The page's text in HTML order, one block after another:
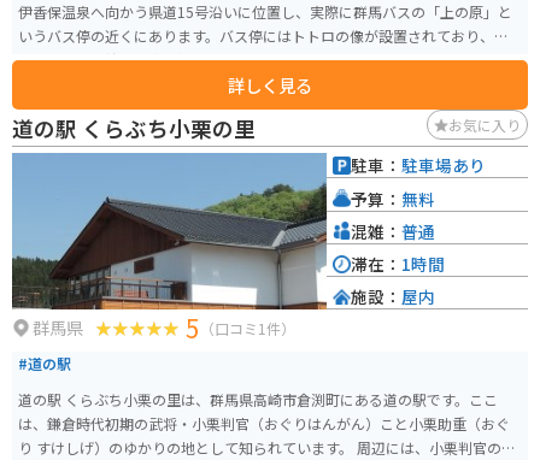
伊香保温泉へ向かう県道15号沿いに位置し、実際に群馬バスの「上の原」と
いうバス停の近くにあります。バス停にはトトロの像が設置されており、訪
れる人々が一緒に写真を撮るための人気のフォトスポットとして知られてい
ともアクセスが良く、伊香保温泉の観光ついでに訪れることができる便利な
場所です。また、広い駐車スペースもあり、車でのアクセスも容易です。トト
ロと一緒にバスを待つようなユニークな体験ができ、子供から大人まで楽し
める場所となっています。他にも、「ハウルの動く城」に出てくるカカシの
壁画があったり「千と千尋の神隠し」の最初と最後に出てくる石の像があり
ます。ジブリ好きには嬉しいスポットになっています。
詳しく見る
道の駅 くらぶち小栗の里 お気に入り
群馬県 5 （口コミ1件）
#道の駅
道の駅 くらぶち小栗の里は、群馬県高崎市倉渕町にある道の駅です。ここ
は、鎌倉時代初期の武将・小栗判官（おぐりはんがん）こと小栗助重（おぐ
り すけしげ）のゆかりの地として知られています。 周辺には、小栗判官の伝
駐車： 駐車場あり
予算： 無料
混雑： 普通
滞在： 1時間
施設： 屋内